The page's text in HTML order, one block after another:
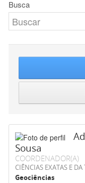
Busca
Sousa
COORDENADOR(A)
CIÊNCIAS EXATAS E DA
Geociências